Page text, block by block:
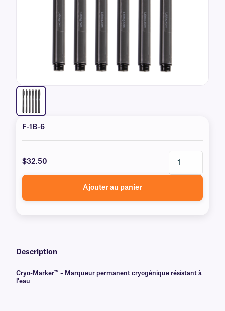
F-1B-6
$32.50
Ajouter au panier
Description
Cryo-Marker™ – Marqueur permanent cryogénique résistant à
l'eau